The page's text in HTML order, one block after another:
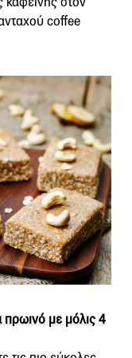
coffee
πρωινό με μόλις 4